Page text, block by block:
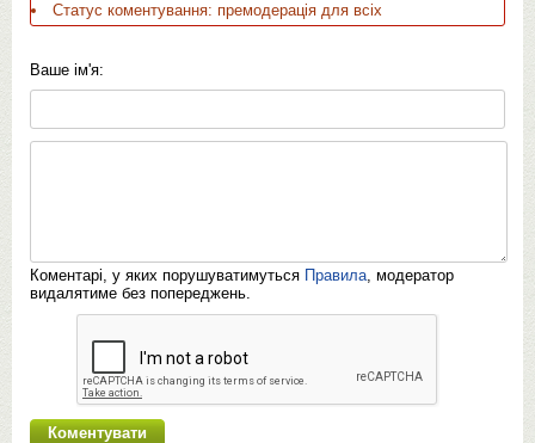
Статус коментування: премодерація для всіх
Ваше ім'я:
Коментарі, у яких порушуватимуться Правила, модератор
видалятиме без попереджень.